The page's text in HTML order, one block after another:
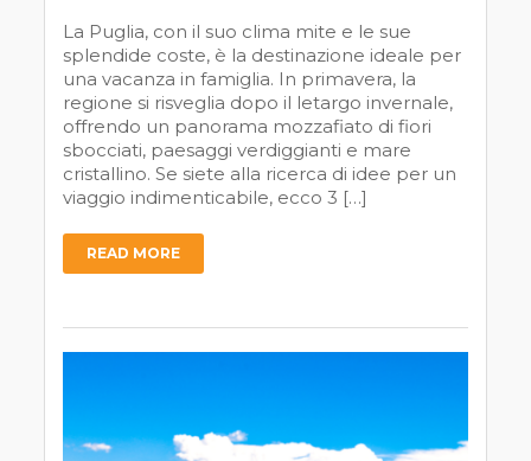
La Puglia, con il suo clima mite e le sue
splendide coste, è la destinazione ideale per
una vacanza in famiglia. In primavera, la
regione si risveglia dopo il letargo invernale,
offrendo un panorama mozzafiato di fiori
sbocciati, paesaggi verdiggianti e mare
cristallino. Se siete alla ricerca di idee per un
viaggio indimenticabile, ecco 3 […]
READ MORE